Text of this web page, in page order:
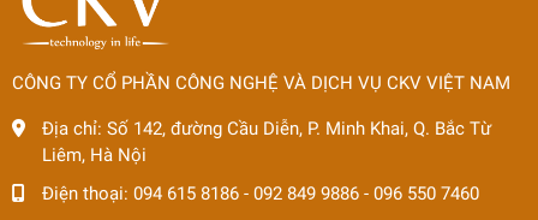
CÔNG TY CỔ PHẦN CÔNG NGHỆ VÀ DỊCH VỤ CKV VIỆT NAM
Địa chỉ: Số 142, đường Cầu Diễn, P. Minh Khai, Q. Bắc Từ
Liêm, Hà Nội
Điện thoại: 094 615 8186 - 092 849 9886 - 096 550 7460